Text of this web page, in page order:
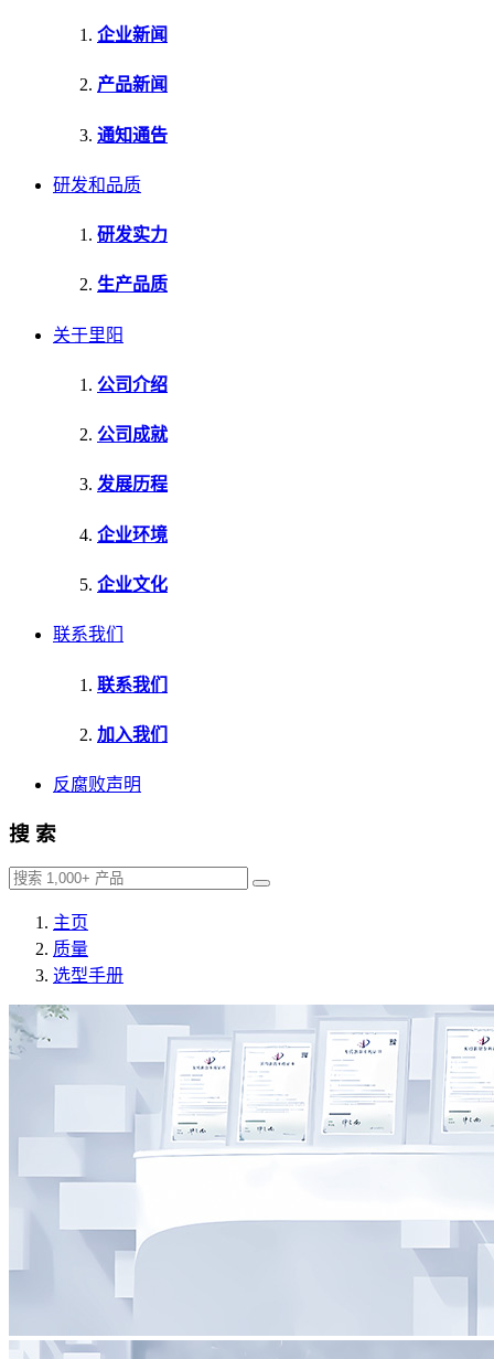
企业新闻
产品新闻
通知通告
研发和品质
研发实力
生产品质
关于里阳
公司介绍
公司成就
发展历程
企业环境
企业文化
联系我们
联系我们
加入我们
反腐败声明
搜 索
主页
质量
选型手册